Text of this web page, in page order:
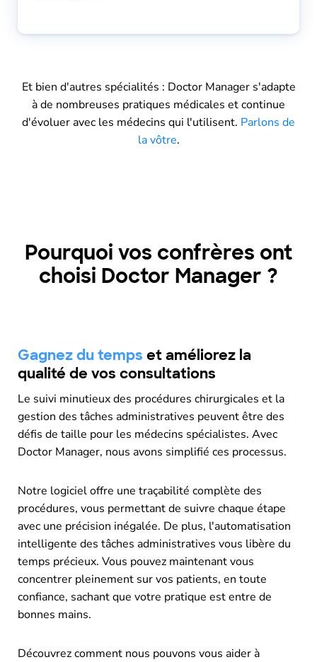
Et bien d'autres spécialités : Doctor Manager s'adapte
à de nombreuses pratiques médicales et continue
d'évoluer avec les médecins qui l'utilisent. Parlons de
la vôtre.
Pourquoi vos confrères ont
choisi Doctor Manager ?
Gagnez du temps et améliorez la
qualité de vos consultations
Le suivi minutieux des procédures chirurgicales et la
gestion des tâches administratives peuvent être des
défis de taille pour les médecins spécialistes. Avec
Doctor Manager, nous avons simplifié ces processus.
Notre logiciel offre une traçabilité complète des
procédures, vous permettant de suivre chaque étape
avec une précision inégalée. De plus, l'automatisation
intelligente des tâches administratives vous libère du
temps précieux. Vous pouvez maintenant vous
concentrer pleinement sur vos patients, en toute
confiance, sachant que votre pratique est entre de
bonnes mains.
Découvrez comment nous pouvons vous aider à